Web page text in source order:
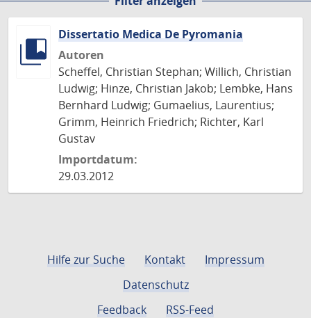
Dissertatio Medica De Pyromania
Autoren
Scheffel, Christian Stephan; Willich, Christian
Ludwig; Hinze, Christian Jakob; Lembke, Hans
Bernhard Ludwig; Gumaelius, Laurentius;
Grimm, Heinrich Friedrich; Richter, Karl
Gustav
Importdatum:
29.03.2012
Hilfe zur Suche Kontakt
Impressum
Datenschutz
Feedback
RSS-Feed